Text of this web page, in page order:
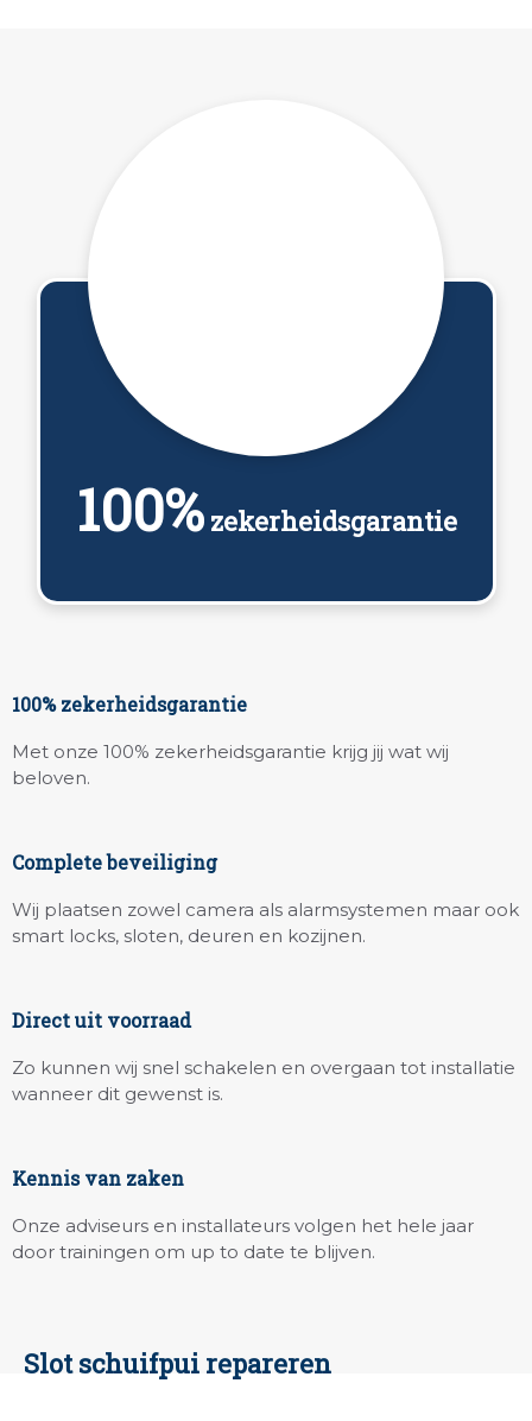
100%zekerheidsgarantie
100% zekerheidsgarantie
Met onze 100% zekerheidsgarantie krijg jij wat wij
beloven.
Complete beveiliging
Wij plaatsen zowel camera als alarmsystemen maar ook
smart locks, sloten, deuren en kozijnen.
Direct uit voorraad
Zo kunnen wij snel schakelen en overgaan tot installatie
wanneer dit gewenst is.
Kennis van zaken
Onze adviseurs en installateurs volgen het hele jaar
door trainingen om up to date te blijven.
Slot schuifpui repareren